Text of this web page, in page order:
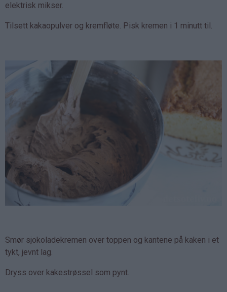
elektrisk mikser.
Tilsett kakaopulver og kremfløte. Pisk kremen i 1 minutt til.
Smør sjokoladekremen over toppen og kantene på kaken i et
tykt, jevnt lag.
Dryss over kakestrøssel som pynt.